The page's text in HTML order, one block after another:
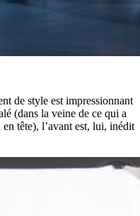
de style est impressionnant
(dans la veine de ce qui a
tête), l’avant est, lui, inédit